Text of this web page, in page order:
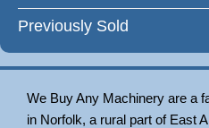
Previously Sold
We Buy Any Machinery are a
in Norfolk, a rural part of East